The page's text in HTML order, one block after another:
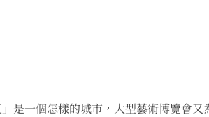
是一個怎樣的城市，大型藝術博覽會